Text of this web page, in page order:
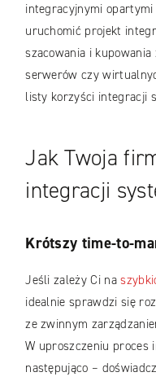
integracyjnymi
uruchomić projekt
szacowania i
serwerów czy
listy korzyści integracji
Jak Twoja
integracji
Krótszy time-to-
Jeśli zależy Ci na
idealnie sprawdzi się
ze zwinnym
W uproszczeniu proces
następująco –